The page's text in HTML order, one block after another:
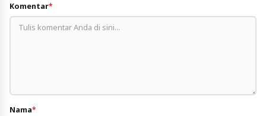
Komentar*
Nama*